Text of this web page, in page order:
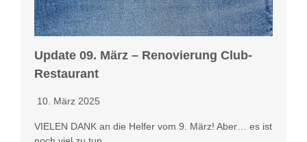
Update 09. März – Renovierung Club-
Restaurant
10. März 2025
VIELEN DANK an die Helfer vom 9. März! Aber… es ist